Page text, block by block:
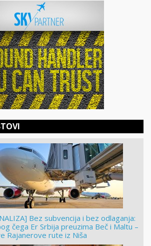
Bez subvencija i bez odlaganja:
čega Er Srbija preuzima Beč i Maltu –
Rajanerove rute iz Niša